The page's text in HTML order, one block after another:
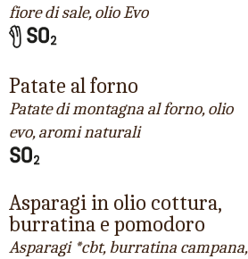
fiore di sale, olio Evo
Patate al forno
Patate di montagna al forno, olio
evo, aromi naturali
Asparagi in olio cottura,
burratina e pomodoro
Asparagi *cbt, burratina campana,